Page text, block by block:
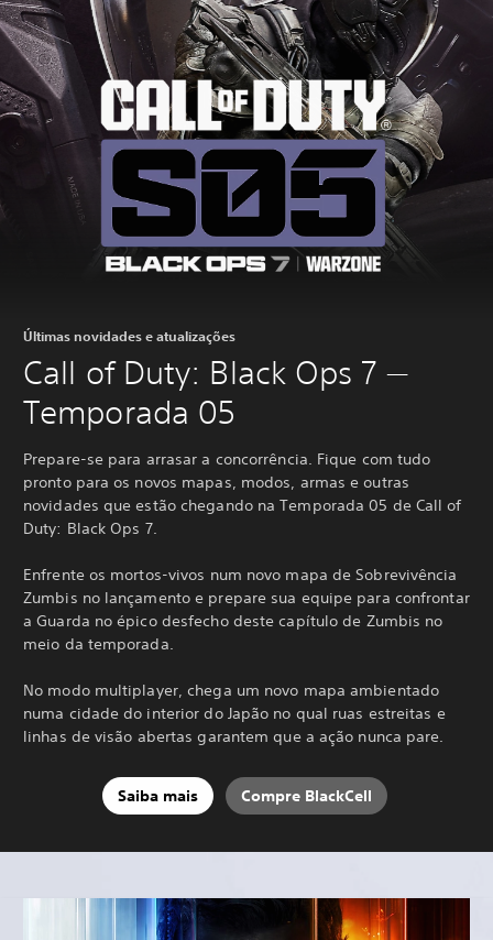
Últimas novidades e atualizações
Call of Duty: Black Ops 7 —
Temporada 05
Prepare-se para arrasar a concorrência. Fique com tudo
pronto para os novos mapas, modos, armas e outras
novidades que estão chegando na Temporada 05 de Call of
Duty: Black Ops 7.
Enfrente os mortos-vivos num novo mapa de Sobrevivência
Zumbis no lançamento e prepare sua equipe para confrontar
a Guarda no épico desfecho deste capítulo de Zumbis no
meio da temporada.
No modo multiplayer, chega um novo mapa ambientado
numa cidade do interior do Japão no qual ruas estreitas e
linhas de visão abertas garantem que a ação nunca pare.
Saiba mais Compre BlackCell